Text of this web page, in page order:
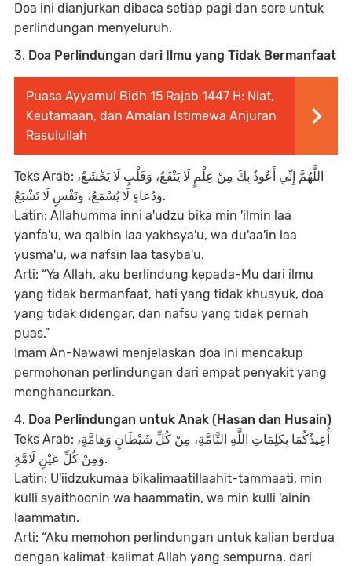
Doa ini dianjurkan dibaca setiap pagi dan sore untuk
perlindungan menyeluruh.
3. Doa Perlindungan dari Ilmu yang Tidak Bermanfaat
Puasa Ayyamul Bidh 15 Rajab 1447 H: Niat,
Keutamaan, dan Amalan Istimewa Anjuran
Rasulullah
Teks Arab: اللَّهُمَّ إِنِّي أَعُوذُ بِكَ مِنْ عِلْمٍ لَا يَنْفَعُ، وَقَلْبٍ لَا يَخْشَعُ،
وَدُعَاءٍ لَا يُسْمَعُ، وَنَفْسٍ لَا تَشْبَعُ.
Latin: Allahumma inni a'udzu bika min 'ilmin laa
yanfa'u, wa qalbin laa yakhsya'u, wa du'aa'in laa
yusma'u, wa nafsin laa tasyba'u.
Arti: “Ya Allah, aku berlindung kepada-Mu dari ilmu
yang tidak bermanfaat, hati yang tidak khusyuk, doa
yang tidak didengar, dan nafsu yang tidak pernah
puas.”
Imam An-Nawawi menjelaskan doa ini mencakup
permohonan perlindungan dari empat penyakit yang
menghancurkan.
4. Doa Perlindungan untuk Anak (Hasan dan Husain)
Teks Arab: أُعِيذُكُمَا بِكَلِمَاتِ اللَّهِ التَّامَّةِ، مِنْ كُلِّ شَيْطَانٍ وَهَامَّةٍ،
وَمِنْ كُلِّ عَيْنٍ لَامَّةٍ.
Latin: U'iidzukumaa bikalimaatillaahit-tammaati, min
kulli syaithoonin wa haammatin, wa min kulli 'ainin
laammatin.
Arti: “Aku memohon perlindungan untuk kalian berdua
dengan kalimat-kalimat Allah yang sempurna, dari